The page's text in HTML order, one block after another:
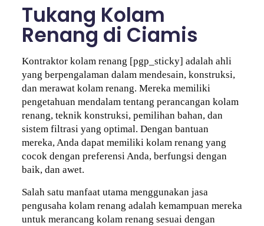
Tukang Kolam
Renang di Ciamis
Kontraktor kolam renang [pgp_sticky] adalah ahli
yang berpengalaman dalam mendesain, konstruksi,
dan merawat kolam renang. Mereka memiliki
pengetahuan mendalam tentang perancangan kolam
renang, teknik konstruksi, pemilihan bahan, dan
sistem filtrasi yang optimal. Dengan bantuan
mereka, Anda dapat memiliki kolam renang yang
cocok dengan preferensi Anda, berfungsi dengan
baik, dan awet.
Salah satu manfaat utama menggunakan jasa
pengusaha kolam renang adalah kemampuan mereka
untuk merancang kolam renang sesuai dengan